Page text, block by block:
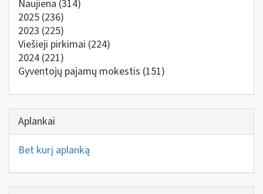
Naujiena (314)
2025 (236)
2023 (225)
Viešieji pirkimai (224)
2024 (221)
Gyventojų pajamų mokestis (151)
Aplankai
Bet kurį aplanką